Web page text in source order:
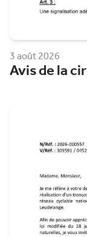
3 août 2026
Avis de la